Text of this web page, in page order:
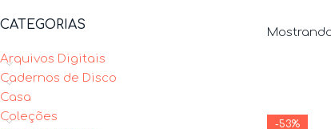
CATEGORIAS
Arquivos Digitais
Cadernos de Disco
Casa
Coleções
-53%